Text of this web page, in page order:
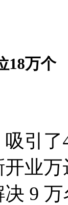
18万个
引
业
9